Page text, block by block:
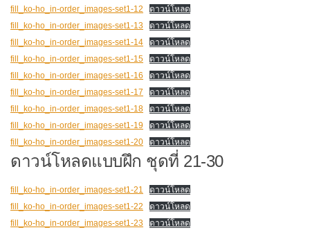
fill_ko-ho_in-order_images-set1-12
ดาวน์โหลด
fill_ko-ho_in-order_images-set1-13
ดาวน์โหลด
fill_ko-ho_in-order_images-set1-14
ดาวน์โหลด
fill_ko-ho_in-order_images-set1-15
ดาวน์โหลด
fill_ko-ho_in-order_images-set1-16
ดาวน์โหลด
fill_ko-ho_in-order_images-set1-17
ดาวน์โหลด
fill_ko-ho_in-order_images-set1-18
ดาวน์โหลด
fill_ko-ho_in-order_images-set1-19
ดาวน์โหลด
fill_ko-ho_in-order_images-set1-20
ดาวน์โหลด
ดาวน์โหลดแบบฝึก ชุดที่ 21-30
fill_ko-ho_in-order_images-set1-21
ดาวน์โหลด
fill_ko-ho_in-order_images-set1-22
ดาวน์โหลด
fill_ko-ho_in-order_images-set1-23
ดาวน์โหลด